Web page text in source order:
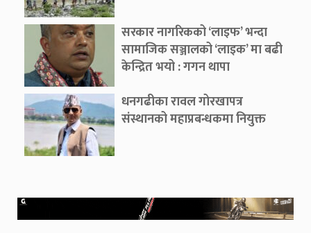
सरकार नागरिकको ‘लाइफ’ भन्दा
सामाजिक सञ्जालको ‘लाइक’ मा बढी
केन्द्रित भयो : गगन थापा
धनगढीका रावल गोरखापत्र
संस्थानको महाप्रबन्धकमा नियुक्त